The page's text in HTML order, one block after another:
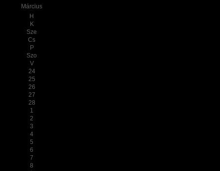
Március
H
K
Sze
Cs
P
Szo
V
24
25
26
27
28
1
2
3
4
5
6
7
8